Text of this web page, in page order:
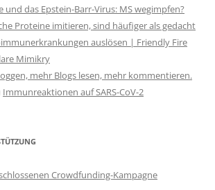
und das Epstein-Barr-Virus: MS wegimpfen?
Proteine imitieren, sind häufiger als gedacht
auslösen | Friendly Fire
Mimikry
mehr Blogs lesen, mehr kommentieren.
Immunreaktionen auf SARS-CoV-2
Crowdfunding-Kampagne